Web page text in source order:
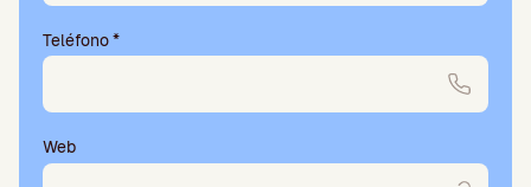
Teléfono*
Web